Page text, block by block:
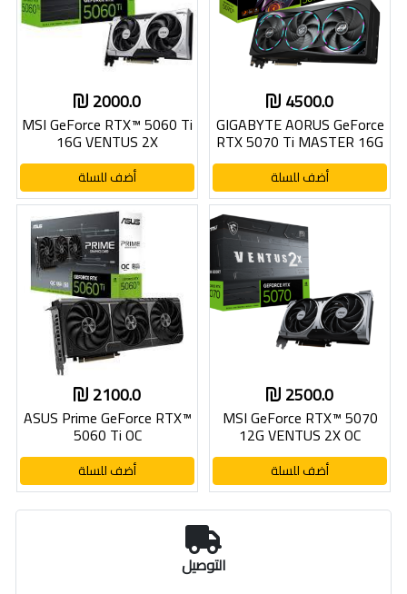
4500.0
GIGABYTE AORUS GeForce
RTX 5070 Ti MASTER 16G
أضف للسلة
2000.0
MSI GeForce RTX™ 5060 Ti
16G VENTUS 2X
أضف للسلة
2500.0
MSI GeForce RTX™ 5070
12G VENTUS 2X OC
أضف للسلة
2100.0
ASUS Prime GeForce RTX™
5060 Ti OC
أضف للسلة
التوصيل